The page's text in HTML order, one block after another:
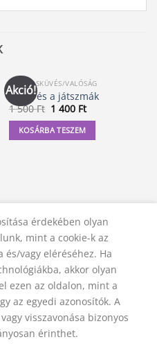
Akció!
ÖSSZEESKÜVÉS/VALÓSÁG
Amer és a játszmák
1 500Ft Original
was:
1
500 Ft.
1 400 FtCurrent
is:
1
400 Ft.
KOSÁRBA TESZEM
NYILATKOZAT
ÁSZF
SZÁLLÍTÁSI FELTÉTELEK
9000 Kft.
érdekében olyan
mint a cookie-k az
és/vagy eléréséhez. Ha
akkor olyan
ezen az oldalon, mint a
az egyedi azonosítók. A
visszavonása bizonyos
érinthet.